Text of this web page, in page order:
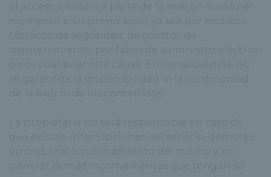
el acceso a toda o a parte de la
web en cualquier
momento y sin previo aviso, ya sea por motivos
técnicos, de seguridad, de control, de
mantenimiento, por fallos de suministro eléctrico
o por cualquier otra causa. En consecuencia, no
se garantiza la disponibilidad ni la continuidad
de la
web ni de los contenidos.
La propietaria no será responsable en caso de
que existan interrupciones del servicio, demoras,
errores, mal funcionamiento del mismo y, en
general, demás inconvenientes que tengan su